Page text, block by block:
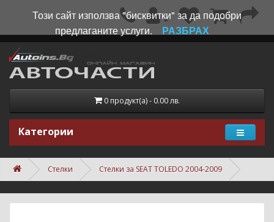
0 продукт(а) - 0.00 лв.
Категории
Стелки Стелки за SEAT TOLEDO 2004-2009
Този сайт използва "бисквитки" за да подобри
предлаганите услуги.
РАЗБРАХ